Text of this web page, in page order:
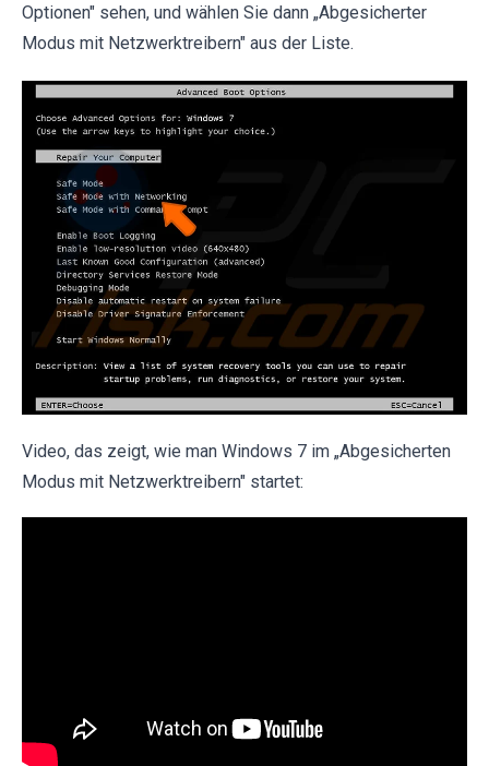
Optionen" sehen, und wählen Sie dann „Abgesicherter
Modus mit Netzwerktreibern" aus der Liste.
Video, das zeigt, wie man Windows 7 im „Abgesicherten
Modus mit Netzwerktreibern" startet: